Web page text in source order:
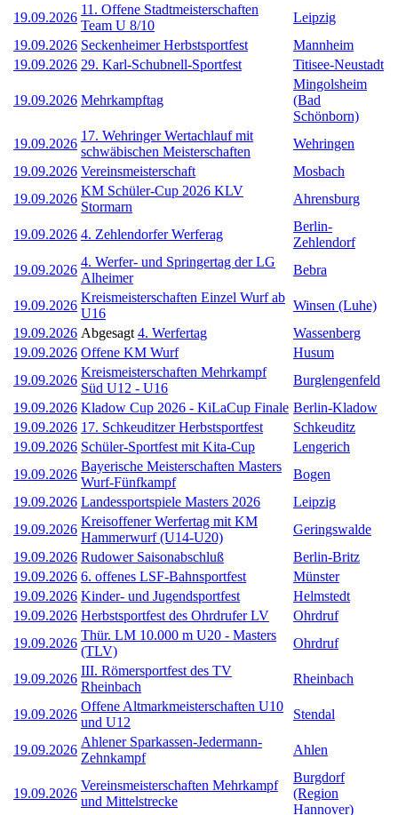
19.09.2026
11. Offene Stadtmeisterschaften
Team U 8/10
Leipzig
19.09.2026 Seckenheimer Herbstsportfest
Mannheim
19.09.2026 29. Karl-Schubnell-Sportfest Titisee-Neustadt
19.09.2026 Mehrkampftag
Mingolsheim
(Bad
Schönborn)
19.09.2026
17. Wehringer Wertachlauf mit
schwäbischen Meisterschaften
Wehringen
19.09.2026 Vereinsmeisterschaft
Mosbach
19.09.2026
KM Schüler-Cup 2026 KLV
Stormarn
Ahrensburg
19.09.2026 4. Zehlendorfer Werferag
Berlin-
Zehlendorf
19.09.2026
4. Werfer- und Springertag der LG
Alheimer
Bebra
19.09.2026
Kreismeisterschaften Einzel Wurf ab
U16
Winsen (Luhe)
19.09.2026 Abgesagt 4. Werfertag
Wassenberg
19.09.2026 Offene KM Wurf
Husum
19.09.2026
Kreismeisterschaften Mehrkampf
Süd U12 - U16
Burglengenfeld
19.09.2026 Kladow Cup 2026 - KiLaCup Finale Berlin-Kladow
19.09.2026 17. Schkeuditzer Herbstsportfest
Schkeuditz
19.09.2026 Schüler-Sportfest mit Kita-Cup
Lengerich
19.09.2026
Bayerische Meisterschaften Masters
Wurf-Fünfkampf
Bogen
19.09.2026 Landessportspiele Masters 2026
Leipzig
19.09.2026
Kreisoffener Werfertag mit KM
Hammerwurf (U14-U20)
Geringswalde
19.09.2026 Rudower Saisonabschluß
Berlin-Britz
19.09.2026 6. offenes LSF-Bahnsportfest
Münster
19.09.2026 Kinder- und Jugendsportfest
Helmstedt
19.09.2026 Herbstsportfest des Ohrdrufer LV
Ohrdruf
19.09.2026
Thür. LM 10.000 m U20 - Masters
(TLV)
Ohrdruf
19.09.2026
III. Römersportfest des TV
Rheinbach
Rheinbach
19.09.2026
Offene Altmarkmeisterschaften U10
und U12
Stendal
19.09.2026
Ahlener Sparkassen-Jedermann-
Zehnkampf
Ahlen
19.09.2026
Vereinsmeisterschaften Mehrkampf
und Mittelstrecke
Burgdorf
(Region
Hannover)